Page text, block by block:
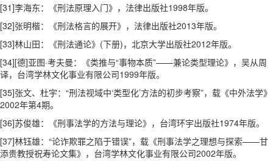
[31]李海东：《刑法原理入门》，法律出版社1998年版。
[32]张明楷：《刑法格言的展开》，法律出版社2013年版。
[33]林山田：《刑法通论》(下册)，北京大学出版社2012年版。
[34][德]亚图·考夫曼：《类推与“事物本质”——兼论类型理论》，吴从周
译，台湾学林文化事业有限公司1999年版。
[35]张文、杜宇：“刑法视域中‘类型化’方法的初步考察”，载《中外法学》
2002年第4期。
[36]苏俊雄：《刑事法学的方法与理论》，台湾环宇出版社1974年版。
[37]林钰雄：“论诈欺罪之陷于错误”，载《刑事法学之理想与探索——甘
添贵教授祝寿论文集》，台湾学林文化事业有限公司2002年版。